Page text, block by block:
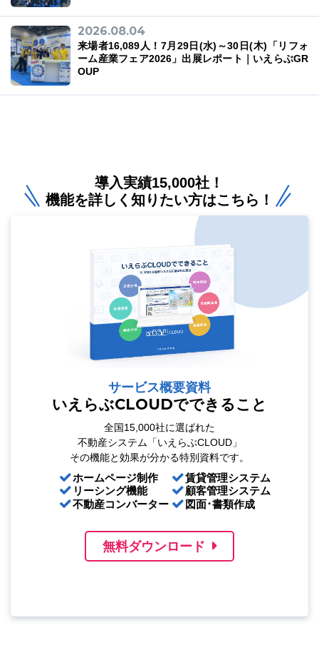
2026.08.04
来場者16,089人！7月29日(水)～30日(木)「リフォ
ーム産業フェア2026」出展レポート｜いえらぶGR
OUP
導入実績15,000社！
機能を詳しく知りたい方はこちら！
サービス概要資料
いえらぶCLOUDでできること
全国15,000社に選ばれた
不動産システム「いえらぶCLOUD」
その機能と効果が分かる特別資料です。
ホームページ制作
リーシング機能
不動産コンバーター
賃貸管理システム
顧客管理システム
図面･書類作成
無料ダウンロード